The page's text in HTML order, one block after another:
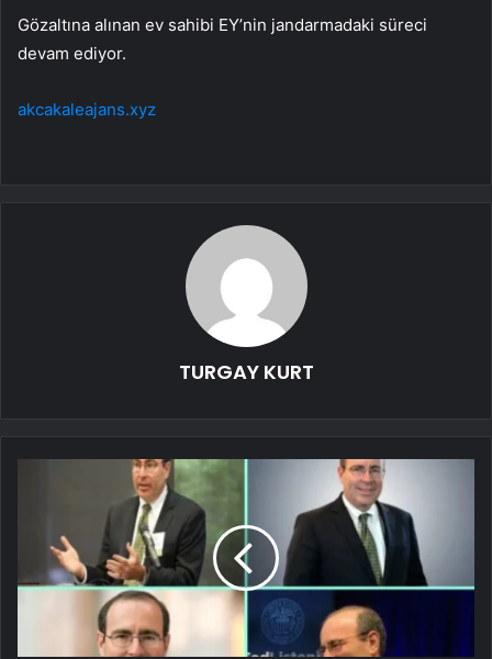
Gözaltına alınan ev sahibi EY’nin jandarmadaki süreci
devam ediyor.
akcakaleajans.xyz
TURGAY KURT